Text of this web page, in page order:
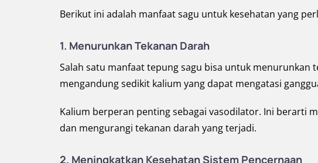
Berikut ini adalah manfaat sagu untuk kesehatan yang
1. Menurunkan Tekanan Darah
Salah satu manfaat tepung sagu bisa untuk menurunkan
mengandung sedikit kalium yang dapat mengatasi
Kalium berperan penting sebagai vasodilator. Ini berarti
dan mengurangi tekanan darah yang terjadi.
2. Meningkatkan Kesehatan Sistem Pencernaan